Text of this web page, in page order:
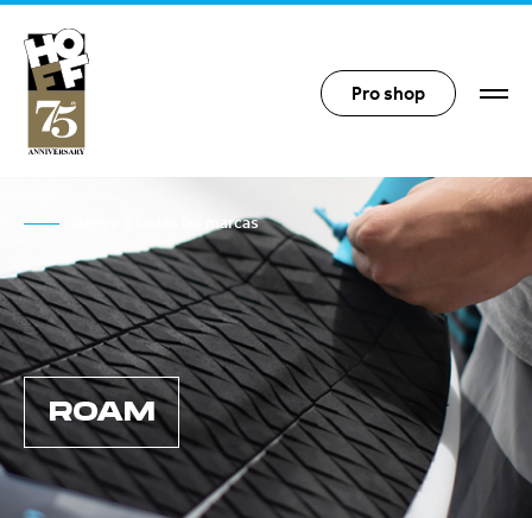
Hoff Distribution
Pro shop
vuelve a todas las marcas
ROAM